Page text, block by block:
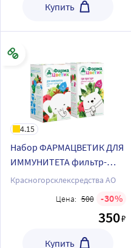
Купить
4.15
Набор ФАРМАЦВЕТИК ДЛЯ
ИММУНИТЕТА фильтр-
пакеты + ФАРМАЦВЕТИК
Красногорсклексредства АО
Цена: 500 30
350₽
Купить